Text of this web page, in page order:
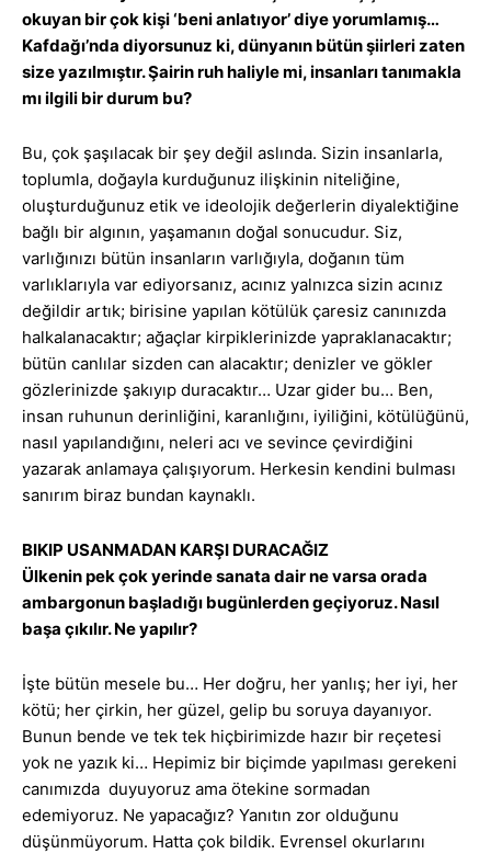
okuyan bir çok kişi ‘beni anlatıyor’ diye yorumlamış…
Kafdağı’nda diyorsunuz ki, dünyanın bütün şiirleri zaten
size yazılmıştır. Şairin ruh haliyle mi, insanları tanımakla
mı ilgili bir durum bu?
Bu, çok şaşılacak bir şey değil aslında. Sizin insanlarla,
toplumla, doğayla kurduğunuz ilişkinin niteliğine,
oluşturduğunuz etik ve ideolojik değerlerin diyalektiğine
bağlı bir algının, yaşamanın doğal sonucudur. Siz,
varlığınızı bütün insanların varlığıyla, doğanın tüm
varlıklarıyla var ediyorsanız, acınız yalnızca sizin acınız
değildir artık; birisine yapılan kötülük çaresiz canınızda
halkalanacaktır; ağaçlar kirpiklerinizde yapraklanacaktır;
bütün canlılar sizden can alacaktır; denizler ve gökler
gözlerinizde şakıyıp duracaktır… Uzar gider bu… Ben,
insan ruhunun derinliğini, karanlığını, iyiliğini, kötülüğünü,
nasıl yapılandığını, neleri acı ve sevince çevirdiğini
yazarak anlamaya çalışıyorum. Herkesin kendini bulması
sanırım biraz bundan kaynaklı.
BIKIP USANMADAN KARŞI DURACAĞIZ
Ülkenin pek çok yerinde sanata dair ne varsa orada
ambargonun başladığı bugünlerden geçiyoruz. Nasıl
başa çıkılır. Ne yapılır?
İşte bütün mesele bu… Her doğru, her yanlış; her iyi, her
kötü; her çirkin, her güzel, gelip bu soruya dayanıyor.
Bunun bende ve tek tek hiçbirimizde hazır bir reçetesi
yok ne yazık ki… Hepimiz bir biçimde yapılması gerekeni
canımızda duyuyoruz ama ötekine sormadan
edemiyoruz. Ne yapacağız? Yanıtın zor olduğunu
düşünmüyorum. Hatta çok bildik. Evrensel okurlarını